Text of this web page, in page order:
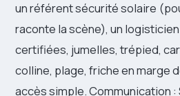
un référent sécurité solaire
raconte la scène), un
certifiées, jumelles, trépied,
colline, plage, friche en marge
accès simple. Communication :